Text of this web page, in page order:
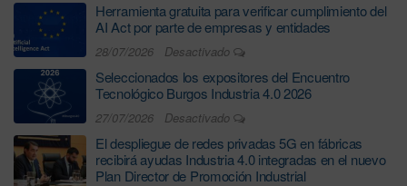
Herramienta gratuita para verificar cumplimiento del
AI Act por parte de empresas y entidades
28/07/2026 Desactivado
Seleccionados los expositores del Encuentro
Tecnológico Burgos Industria 4.0 2026
27/07/2026 Desactivado
El despliegue de redes privadas 5G en fábricas
recibirá ayudas Industria 4.0 integradas en el nuevo
Plan Director de Promoción Industrial